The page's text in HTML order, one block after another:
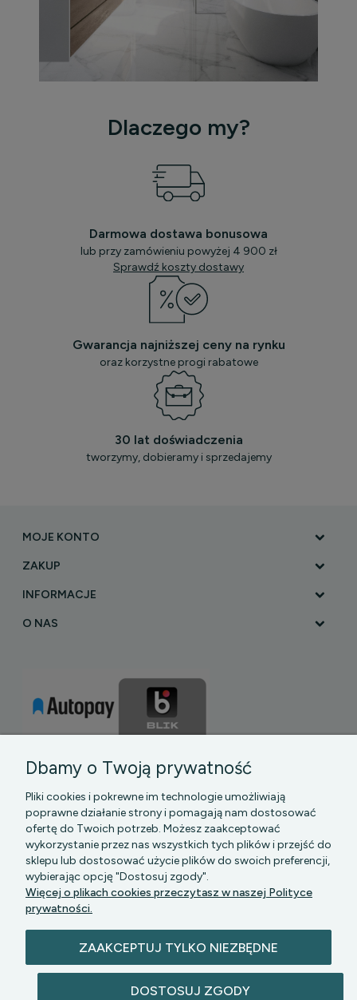
Dlaczego my?
Darmowa dostawa bonusowa
lub przy zamówieniu powyżej 4 900 zł
Sprawdź koszty dostawy
Gwarancja najniższej ceny na rynku
oraz korzystne progi rabatowe
30 lat doświadczenia
tworzymy, dobieramy i sprzedajemy
MOJE KONTO
ZAKUP
INFORMACJE
O NAS
PGK MAZOWSZE SP Z O.O.|| Bartycka 24-210B,
00-716 WARSZAWA, woj. mazowieckie || NIP:
Dbamy o Twoją prywatność
Pliki cookies i pokrewne im technologie umożliwiają
poprawne działanie strony i pomagają nam dostosować
ofertę do Twoich potrzeb. Możesz zaakceptować
wykorzystanie przez nas wszystkich tych plików i przejść do
sklepu lub dostosować użycie plików do swoich preferencji,
wybierając opcję "Dostosuj zgody".
Więcej o plikach cookies przeczytasz w naszej Polityce
prywatności.
ZAAKCEPTUJ TYLKO NIEZBĘDNE
DOSTOSUJ ZGODY